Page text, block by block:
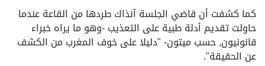
كما كشفت أن قاضي الجلسة آنذاك طردها من القاعة عندما
حاولت تقديم أدلة طبية على التعذيب -وهو ما يراه خبراء
قانونيون, حسب ميتون- "دليلا على خوف المغرب من الكشف
عن الحقيقة".